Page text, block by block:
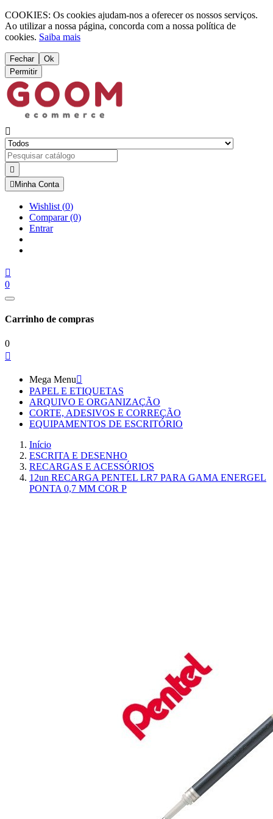
COOKIES: Os cookies ajudam-nos a oferecer os nossos serviços.
Ao utilizar a nossa página, concorda com a nossa política de
cookies. Saiba mais
Fechar
Ok
Permitir


 Minha Conta
Wishlist (0)
Comparar(0)
Entrar

0
Carrinho de compras
0

Mega Menu
PAPEL E ETIQUETAS
ARQUIVO E ORGANIZAÇÃO
CORTE, ADESIVOS E CORREÇÃO
EQUIPAMENTOS DE ESCRITÓRIO
Início
ESCRITA E DESENHO
RECARGAS E ACESSÓRIOS
12un RECARGA PENTEL LR7 PARA GAMA ENERGEL
PONTA 0,7 MM COR P